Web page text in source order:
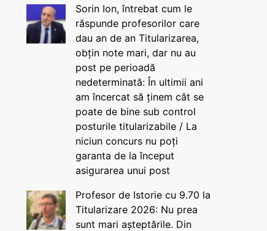
Sorin Ion, întrebat cum le
răspunde profesorilor care
dau an de an Titularizarea,
obțin note mari, dar nu au
post pe perioadă
nedeterminată: În ultimii ani
am încercat să ținem cât se
poate de bine sub control
posturile titularizabile / La
niciun concurs nu poți
garanta de la început
asigurarea unui post
Profesor de Istorie cu 9.70 la
Titularizare 2026: Nu prea
sunt mari așteptările. Din